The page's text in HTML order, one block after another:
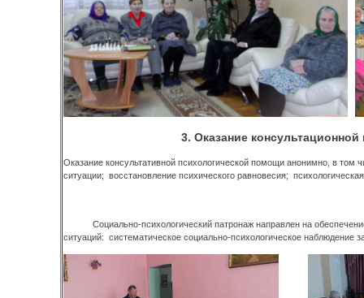
3. Оказание
Оказание консультативной психологической помощи анонимно, в том
ситуации; восстановление психического равновесия;
Социально-психологический патронаж направлен на
ситуаций: систематическое социально-психологическое наблюдение